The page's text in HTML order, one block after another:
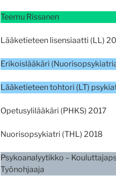
Teemu Rissanen
Lääketieteen lisensiaatti (LL)
Erikoislääkäri
Lääketieteen tohtori (LT)
Opetusylilääkäri (PHKS) 2017
Nuorisopsykiatri (THL) 2018
Psykoanalyytikko –
Työnohjaaja